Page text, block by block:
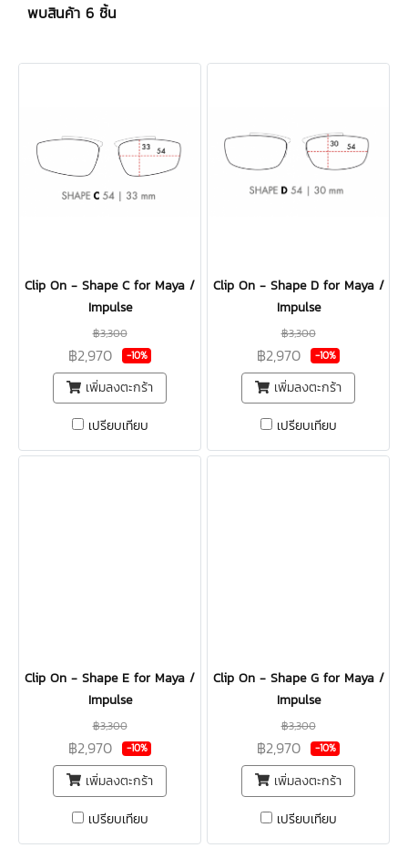
พบสินค้า 6 ชิ้น
Clip On - Shape C for Maya /
Impulse
฿3,300
฿2,970 -10%
เพิ่มลงตะกร้า
เปรียบเทียบ
Clip On - Shape D for Maya /
Impulse
฿3,300
฿2,970 -10%
เพิ่มลงตะกร้า
เปรียบเทียบ
Clip On - Shape E for Maya /
Impulse
฿3,300
฿2,970 -10%
เพิ่มลงตะกร้า
เปรียบเทียบ
Clip On - Shape G for Maya /
Impulse
฿3,300
฿2,970 -10%
เพิ่มลงตะกร้า
เปรียบเทียบ